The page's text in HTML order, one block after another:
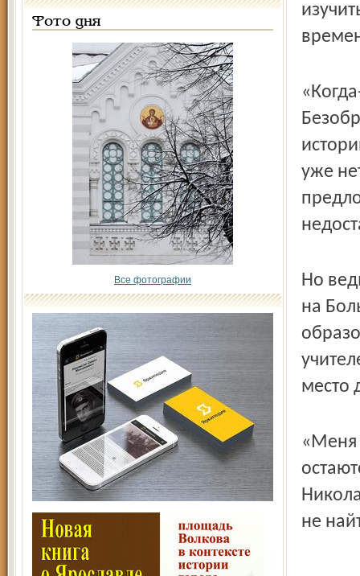
Фото дня
Все фотографии
уже
Но
на
место
«Меня
не